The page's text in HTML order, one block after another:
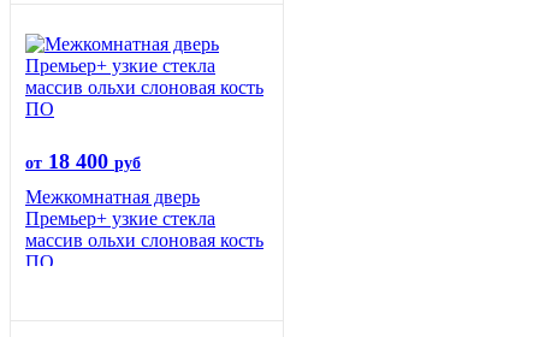
от 18 400 руб
Межкомнатная дверь
Премьер+ узкие стекла
массив ольхи слоновая кость
ПО